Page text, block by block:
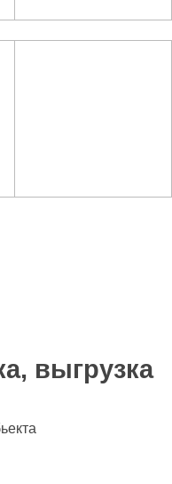
выгрузка